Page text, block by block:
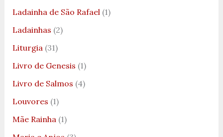
Ladainha de São Rafael(1)
Ladainhas (2)
Liturgia(31)
Livro de Genesis (1)
Livro de Salmos (4)
Louvores (1)
Mãe Rainha(1)